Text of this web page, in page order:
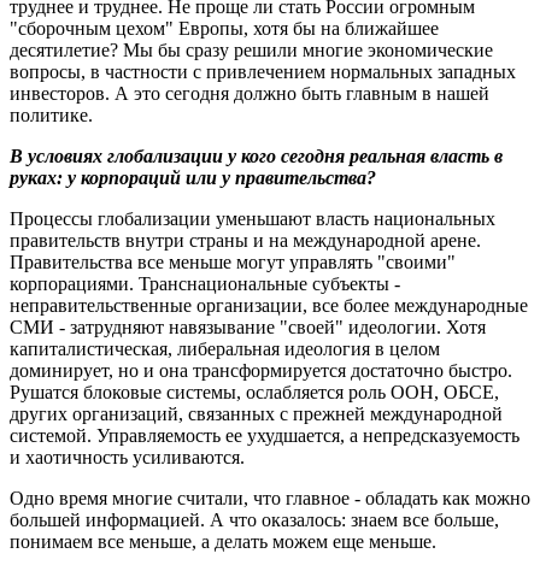
труднее и труднее. Не проще ли стать России огромным
"сборочным цехом" Европы, хотя бы на ближайшее
десятилетие? Мы бы сразу решили многие экономические
вопросы, в частности с привлечением нормальных западных
инвесторов. А это сегодня должно быть главным в нашей
политике.
В условиях глобализации у кого сегодня реальная власть в
руках: у корпораций или у правительства?
Процессы глобализации уменьшают власть национальных
правительств внутри страны и на международной арене.
Правительства все меньше могут управлять "своими"
корпорациями. Транснациональные субъекты -
неправительственные организации, все более международные
СМИ - затрудняют навязывание "своей" идеологии. Хотя
капиталистическая, либеральная идеология в целом
доминирует, но и она трансформируется достаточно быстро.
Рушатся блоковые системы, ослабляется роль ООН, ОБСЕ,
других организаций, связанных с прежней международной
системой. Управляемость ее ухудшается, а непредсказуемость
и хаотичность усиливаются.
Одно время многие считали, что главное - обладать как можно
большей информацией. А что оказалось: знаем все больше,
понимаем все меньше, а делать можем еще меньше.